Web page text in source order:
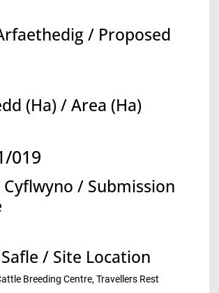
/ Proposed
(Ha) / Area (Ha)
019
/ Submission
/ Site Location
Breeding Centre, Travellers Rest